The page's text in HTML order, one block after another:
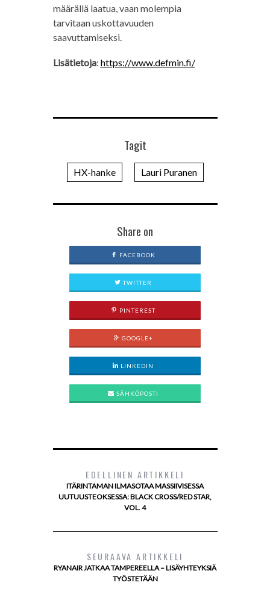
määrällä laatua, vaan molempia
tarvitaan uskottavuuden
saavuttamiseksi.
Lisätietoja: https://www.defmin.fi/
Tagit
HX-hanke Lauri Puranen
Share on
FACEBOOK
TWITTER
PINTEREST
GOOGLE+
LINKEDIN
SÄHKÖPOSTI
EDELLINEN ARTIKKELI
ITÄRINTAMAN ILMASOTAA MASSIIVISESSA
UUTUUSTEOKSESSA: BLACK CROSS/RED STAR,
VOL. 4
SEURAAVA ARTIKKELI
RYANAIR JATKAA TAMPEREELLA – LISÄYHTEYKSIÄ
TYÖSTETÄÄN